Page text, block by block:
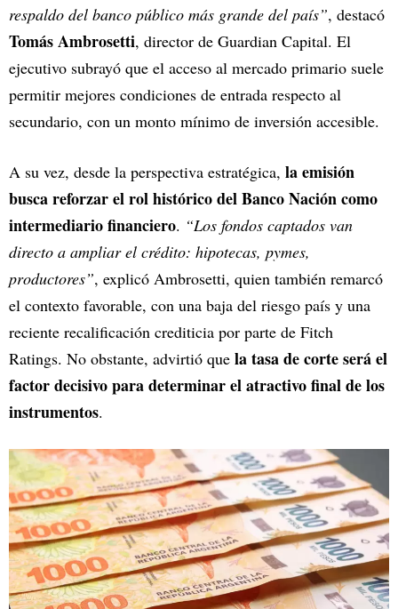
respaldo del banco público más grande del país”, destacó
Tomás Ambrosetti, director de Guardian Capital. El
ejecutivo subrayó que el acceso al mercado primario suele
permitir mejores condiciones de entrada respecto al
secundario, con un monto mínimo de inversión accesible.
A su vez, desde la perspectiva estratégica, la emisión
busca reforzar el rol histórico del Banco Nación como
intermediario financiero. “Los fondos captados van
directo a ampliar el crédito: hipotecas, pymes,
productores”, explicó Ambrosetti, quien también remarcó
el contexto favorable, con una baja del riesgo país y una
reciente recalificación crediticia por parte de Fitch
Ratings. No obstante, advirtió que la tasa de corte será el
factor decisivo para determinar el atractivo final de los
instrumentos.